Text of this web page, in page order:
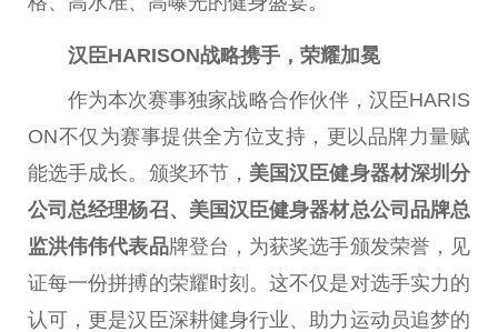
汉臣HARISON战略携手，荣耀加冕
作为本次赛事独家战略合作伙伴，汉臣HARIS
ON不仅为赛事提供全方位支持，更以品牌力量赋
能选手成长。颁奖环节， 美国汉臣健身器材深圳分
公司总经理杨召、美国汉臣健身器材总公司品牌总
监洪伟伟代表品牌登台，为获奖选手颁发荣誉，见
证每一份拼搏的荣耀时刻。这不仅是对选手实力的
认可，更是汉臣深耕健身行业、助力运动员追梦的